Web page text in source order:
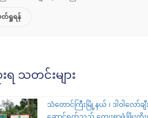
ရှုရန်
ရ သတင်းများ
သံတောင်ကြီးမြို့နယ် ၊ ဒါဝါလော်ခ